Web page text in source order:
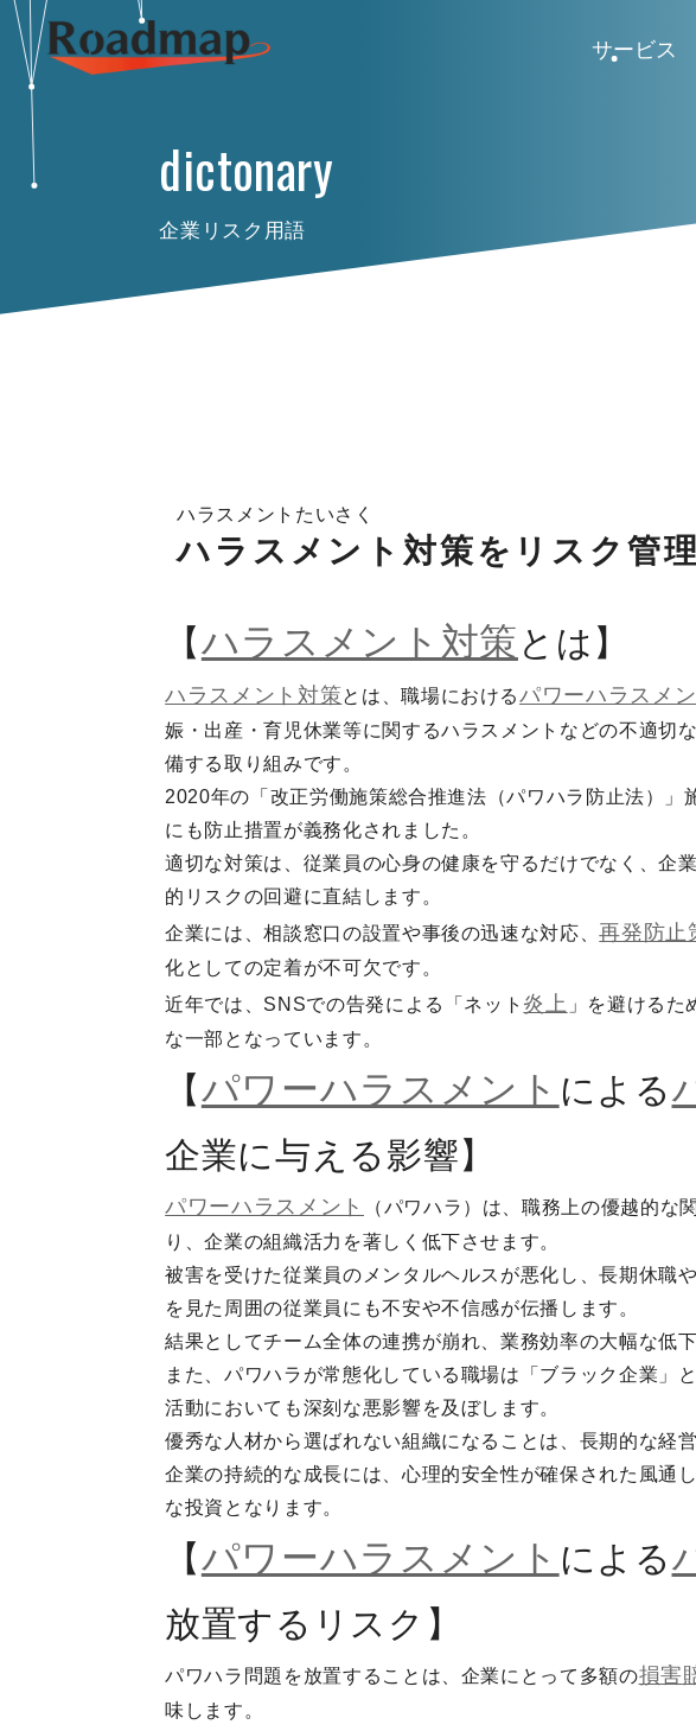
サービス
dictonary
企業リスク用語
ハラスメントたいさく
ハラスメント対策をリスク管
【ハラスメント対策 とは】
ハラスメント対策とは、職場におけるパワーハラスメン
娠・出産・育児休業等に関するハラスメントなどの不適切
備する取り組みです。
2020年の「改正労働施策総合推進法（パワハラ防止法）」
にも防止措置が義務化されました。
適切な対策は、従業員の心身の健康を守るだけでなく、企
的リスクの回避に直結します。
企業には、相談窓口の設置や事後の迅速な対応、再発防止
化としての定着が不可欠です。
近年では、SNSでの告発による「ネット 炎上 」を避ける
な一部となっています。
【パワーハラスメント による
企業に与える影響】
パワーハラスメント
（パワハラ）は、職務上の優越的な
り、企業の組織活力を著しく低下させます。
被害を受けた従業員のメンタルヘルスが悪化し、長期休職
を見た周囲の従業員にも不安や不信感が伝播します。
結果としてチーム全体の連携が崩れ、業務効率の大幅な低下
また、パワハラが常態化している職場は「ブラック企業」
活動においても深刻な悪影響を及ぼします。
優秀な人材から選ばれない組織になることは、長期的な経
企業の持続的な成長には、心理的安全性が確保された風通
な投資となります。
【パワーハラスメント による
放置するリスク】
パワハラ問題を放置することは、企業にとって多額の損害
味します。